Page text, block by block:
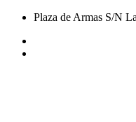
Plaza de Armas S/N